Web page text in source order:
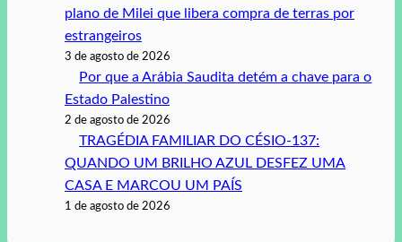
plano de Milei que libera compra de terras por
estrangeiros
3 de agosto de 2026
Por que a Arábia Saudita detém a chave para o
Estado Palestino
2 de agosto de 2026
TRAGÉDIA FAMILIAR DO CÉSIO-137:
QUANDO UM BRILHO AZUL DESFEZ UMA
CASA E MARCOU UM PAÍS
1 de agosto de 2026